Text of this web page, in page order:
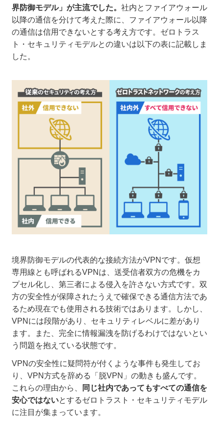
界防御モデル」が主流でした。 社内とファイアウォール
以降の通信を分けて考えた際に、ファイアウォール以降
の通信は信用できないとする考え方です。ゼロトラス
ト・セキュリティモデルとの違いは以下の表に記載しま
した。
境界防御モデルの代表的な接続方法がVPNです。仮想
専用線とも呼ばれるVPNは、送受信者双方の危機をカ
プセル化し、第三者による侵入を許さない方式です。双
方の安全性が保障されたうえで確保できる通信方法であ
るため現在でも使用される技術ではあります。しかし、
VPNには段階があり、セキュリティレベルに差があり
ます。また、完全に情報漏洩を防げるわけではないとい
う問題を抱えている状態です。
VPNの安全性に疑問符が付くような事件も発生してお
り、VPN方式を辞める「脱VPN」の動きも盛んです。
これらの理由から、
同じ社内であってもすべての通信を
安心ではないとするゼロトラスト・セキュリティモデル
に注目が集まっています。